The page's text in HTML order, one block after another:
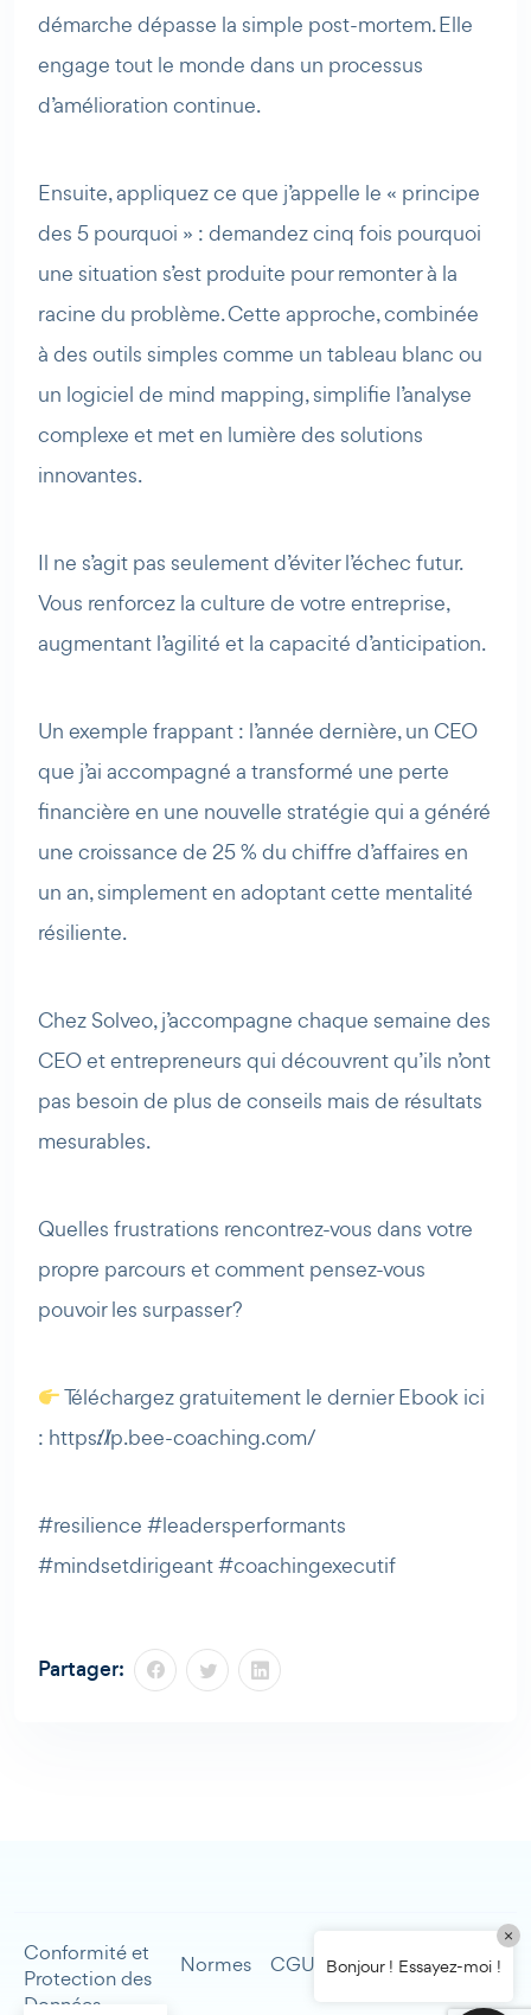
démarche dépasse la simple post-mortem. Elle
engage tout le monde dans un processus
d’amélioration continue.
Ensuite, appliquez ce que j’appelle le « principe
des 5 pourquoi » : demandez cinq fois pourquoi
une situation s’est produite pour remonter à la
racine du problème. Cette approche, combinée
à des outils simples comme un tableau blanc ou
un logiciel de mind mapping, simplifie l’analyse
complexe et met en lumière des solutions
innovantes.
Il ne s’agit pas seulement d’éviter l’échec futur.
Vous renforcez la culture de votre entreprise,
augmentant l’agilité et la capacité d’anticipation.
Un exemple frappant : l’année dernière, un CEO
que j’ai accompagné a transformé une perte
financière en une nouvelle stratégie qui a généré
une croissance de 25 % du chiffre d’affaires en
un an, simplement en adoptant cette mentalité
résiliente.
Chez Solveo, j’accompagne chaque semaine des
CEO et entrepreneurs qui découvrent qu’ils n’ont
pas besoin de plus de conseils mais de résultats
mesurables.
Quelles frustrations rencontrez-vous dans votre
propre parcours et comment pensez-vous
pouvoir les surpasser?
Téléchargez gratuitement le dernier Ebook ici
: https://lp.bee-coaching.com/
#resilience #leadersperformants
#mindsetdirigeant #coachingexecutif
Partager:
Conformité et
Protection des
Données
Normes CGU
légales
Contact
Bonjour ! Essayez-moi !
×